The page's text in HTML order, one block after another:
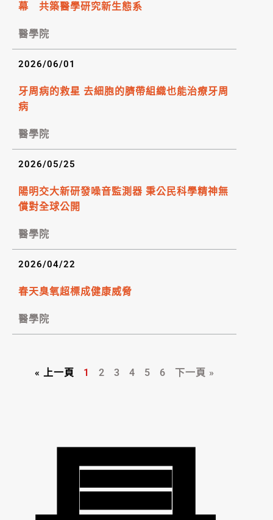
幕 共築醫學研究新生態系
醫學院
2026/06/01
牙周病的救星 去細胞的臍帶組織也能治療牙周
病
醫學院
2026/05/25
陽明交大新研發噪音監測器 秉公民科學精神無
償對全球公開
醫學院
2026/04/22
春天臭氧超標成健康威脅
醫學院
« 上一頁 1 2 3 4 5 6 下一頁 »